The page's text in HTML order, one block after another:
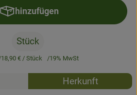
hinzufügen
Produkt zum Warenkorb
Stück
18,90 € / Stück 19% MwSt
Rezepte
Herkunft